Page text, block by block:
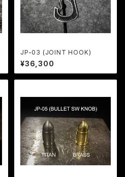
JP-03 (JOINT HOOK)
¥36,300